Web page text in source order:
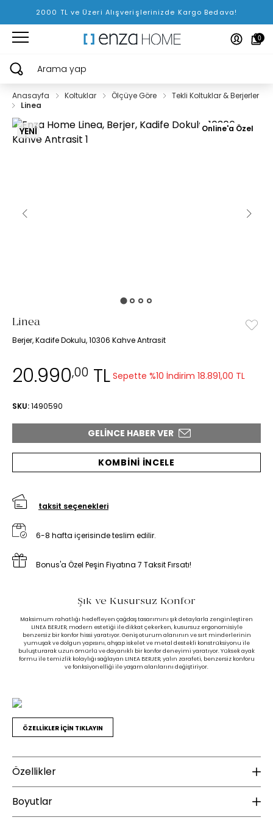
2000 TL ve Üzeri Alışverişlerinizde Kargo Bedava!
0
Arama yap
Anasayfa Koltuklar Ölçüye Göre
Tekli Koltuklar & Berjerler
Linea
YENİ Online'a Özel
Linea
Berjer, Kadife Dokulu, 10306 Kahve Antrasit
20.990,00 TL Sepette %10 İndirim 18.891,00 TL
SKU:1490590
GELINCE HABER VER
KOMBİNİ İNCELE
taksit seçenekleri
6-8 hafta içerisinde teslim edilir.
Bonus'a Özel Peşin Fiyatına 7 Taksit Fırsatı!
Şık ve Kusursuz Konfor
Maksimum rahatlığı hedefleyen çağdaş tasarımını şık detaylarla zenginleştiren
LINEA BERJER, modern estetiği ile dikkat çekerken, kusursuz ergonomisiyle
benzersiz bir konfor hissi yaratıyor. Geniş oturum alanının ve sırt minderlerinin
yumuşak ve dolgun yapısını, ahşap iskelet ve metal destekli konstrüksiyonu ile
buluşturarak uzun ömürlü ve dayanıklı bir konfor deneyimi yaratıyor. Yüksek ayak
formu ile temizlik kolaylığı sağlayan LINEA BERJER, yalın zarafeti, benzersiz konforu
ve fonksiyonelliği ile yaşam alanlarını değiştiriyor.
ÖZELLİKLER İÇİN TIKLAYIN
Özellikler
Ayak Malzemesi :
Metal
Boyutlar